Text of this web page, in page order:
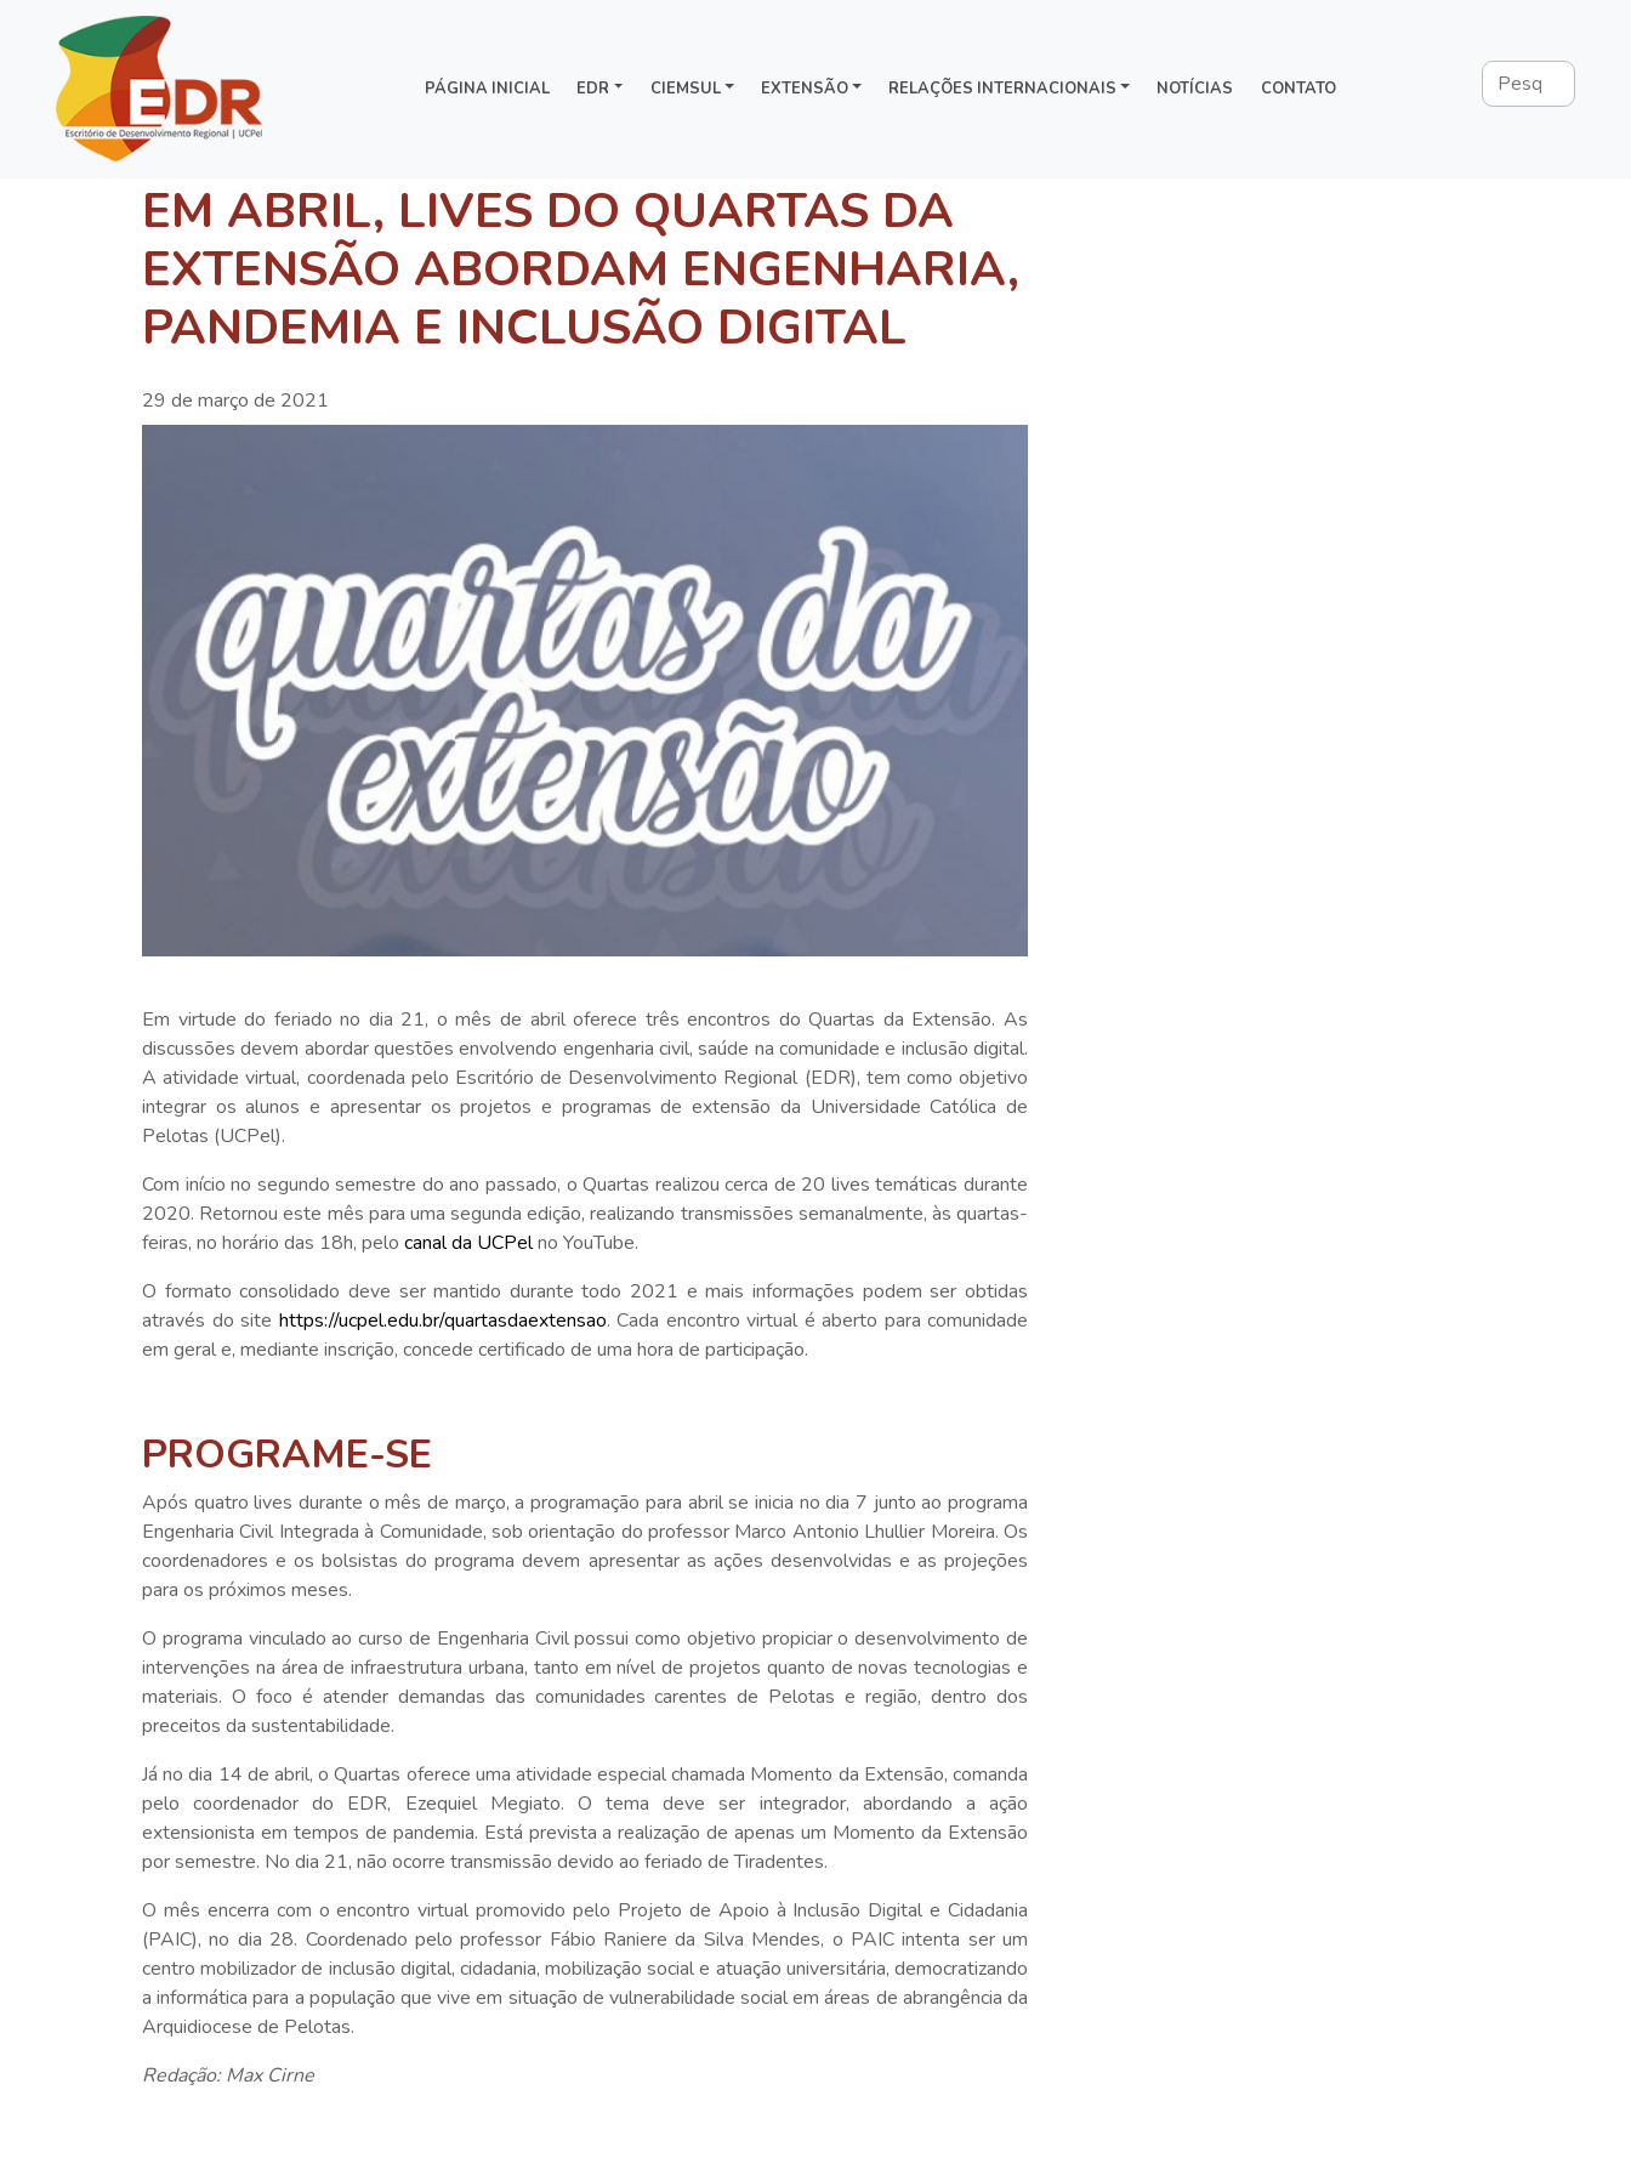
PÁGINA INICIAL EDR CIEMSUL EXTENSÃO RELAÇÕES INTERNACIONAIS NOTÍCIAS CONTATO
EM ABRIL, LIVES DO QUARTAS DA
EXTENSÃO ABORDAM ENGENHARIA,
PANDEMIA E INCLUSÃO DIGITAL
29 de março de 2021
Em virtude do feriado no dia 21, o mês de abril oferece três encontros do Quartas da Extensão. As
discussões devem abordar questões envolvendo engenharia civil, saúde na comunidade e inclusão digital.
A atividade virtual, coordenada pelo Escritório de Desenvolvimento Regional (EDR), tem como objetivo
integrar os alunos e apresentar os projetos e programas de extensão da Universidade Católica de
Pelotas (UCPel).
Com início no segundo semestre do ano passado, o Quartas realizou cerca de 20 lives temáticas durante
2020. Retornou este mês para uma segunda edição, realizando transmissões semanalmente, às quartas-
feiras, no horário das 18h, pelo canal da UCPelno YouTube.
O formato consolidado deve ser mantido durante todo 2021 e mais informações podem ser obtidas
através do site https://ucpel.edu.br/quartasdaextensao. Cada encontro virtual é aberto para comunidade
em geral e, mediante inscrição, concede certificado de uma hora de participação.
PROGRAME-SE
Após quatro lives durante o mês de março, a programação para abril se inicia no dia 7 junto ao programa
Engenharia Civil Integrada à Comunidade, sob orientação do professor Marco Antonio Lhullier Moreira. Os
coordenadores e os bolsistas do programa devem apresentar as ações desenvolvidas e as projeções
para os próximos meses.
O programa vinculado ao curso de Engenharia Civil possui como objetivo propiciar o desenvolvimento de
intervenções na área de infraestrutura urbana, tanto em nível de projetos quanto de novas tecnologias e
materiais. O foco é atender demandas das comunidades carentes de Pelotas e região, dentro dos
preceitos da sustentabilidade.
Já no dia 14 de abril, o Quartas oferece uma atividade especial chamada Momento da Extensão, comanda
pelo coordenador do EDR, Ezequiel Megiato. O tema deve ser integrador, abordando a ação
extensionista em tempos de pandemia. Está prevista a realização de apenas um Momento da Extensão
por semestre. No dia 21, não ocorre transmissão devido ao feriado de Tiradentes.
O mês encerra com o encontro virtual promovido pelo Projeto de Apoio à Inclusão Digital e Cidadania
(PAIC), no dia 28. Coordenado pelo professor Fábio Raniere da Silva Mendes, o PAIC intenta ser um
centro mobilizador de inclusão digital, cidadania, mobilização social e atuação universitária, democratizando
a informática para a população que vive em situação de vulnerabilidade social em áreas de abrangência da
Arquidiocese de Pelotas.
Redação: Max Cirne